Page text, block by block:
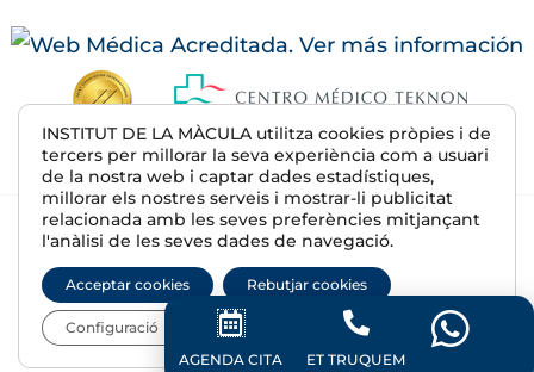
© 2026 Institut de la Màcula | R.S. E08607500
Avís Legal
Política de privadesa
Política de cookies
Política de privadesa Xarxes Socials
INSTITUT DE LA MÀCULA utilitza cookies pròpies i de
tercers per millorar la seva experiència com a usuari
de la nostra web i captar dades estadístiques,
millorar els nostres serveis i mostrar-li publicitat
relacionada amb les seves preferències mitjançant
l'anàlisi de les seves dades de navegació.
Acceptar cookies Rebutjar cookies
Configuració
AGENDA CITA
ET TRUQUEM